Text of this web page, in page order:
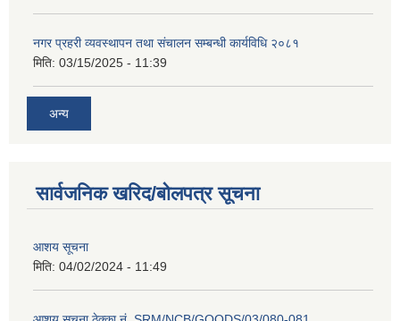
नगर प्रहरी व्यवस्थापन तथा संचालन सम्बन्धी कार्यविधि २०८१
मिति: 03/15/2025 - 11:39
अन्य
सार्वजनिक खरिद/बोलपत्र सूचना
आशय सूचना
मिति: 04/02/2024 - 11:49